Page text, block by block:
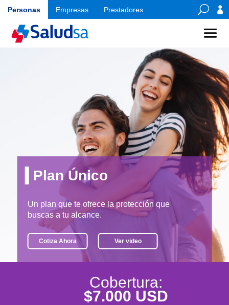
Personas Empresas Prestadores U 
Plan Único
Un plan que te ofrece la protección que
buscas a tu alcance.
Cotiza Ahora Ver video
Cobertura:
$7.000 USD